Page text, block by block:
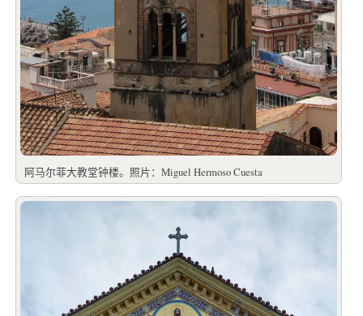
阿马尔菲大教堂钟楼。照片：Miguel Hermoso Cuesta